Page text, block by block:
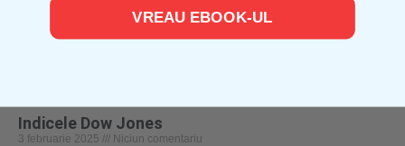
Indicele Dow Jones
3 februarie 2025 Niciun comentariu
VREAU EBOOK-UL